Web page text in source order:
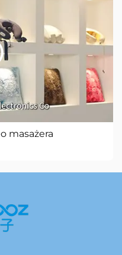
masażera